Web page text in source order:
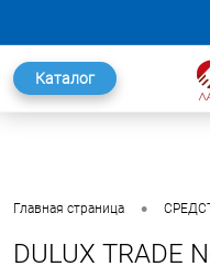
Каталог
Главная страница •
DULUX TRADE